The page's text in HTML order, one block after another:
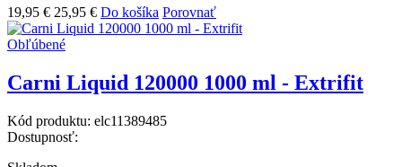
19,95 € 25,95 € Do košíka Porovnať
Obľúbené
Carni Liquid 120000 1000 ml - Extrifit
Kód produktu: elc11389485
Dostupnosť: